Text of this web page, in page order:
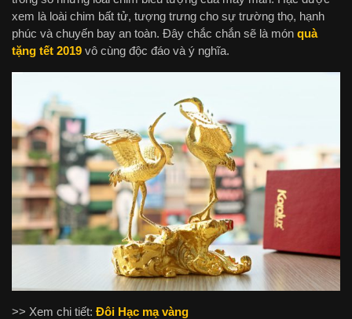
xem là loài chim bất tử, tượng trưng cho sự trường thọ, hạnh
phúc và chuyến bay an toàn. Đây chắc chắn sẽ là món quà
tặng tết 2019 vô cùng độc đáo và ý nghĩa.
>> Xem chi tiết: Đôi Hạc mạ vàng